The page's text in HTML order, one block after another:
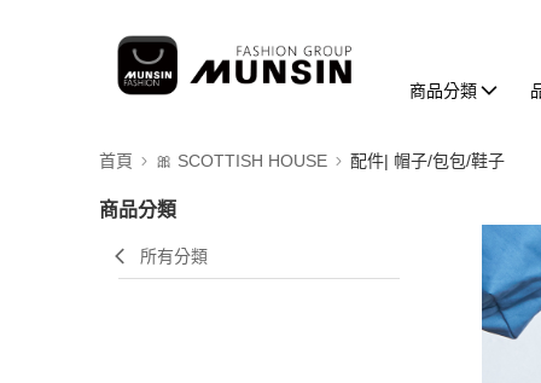
商品分類
首頁 🎀 SCOTTISH HOUSE 配件| 帽子/包包/鞋子
商品分類
所有分類